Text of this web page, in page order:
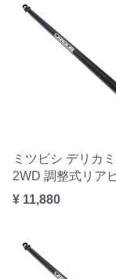
ミツビシ デリカ
2WD 調整式リア
¥ 11,880